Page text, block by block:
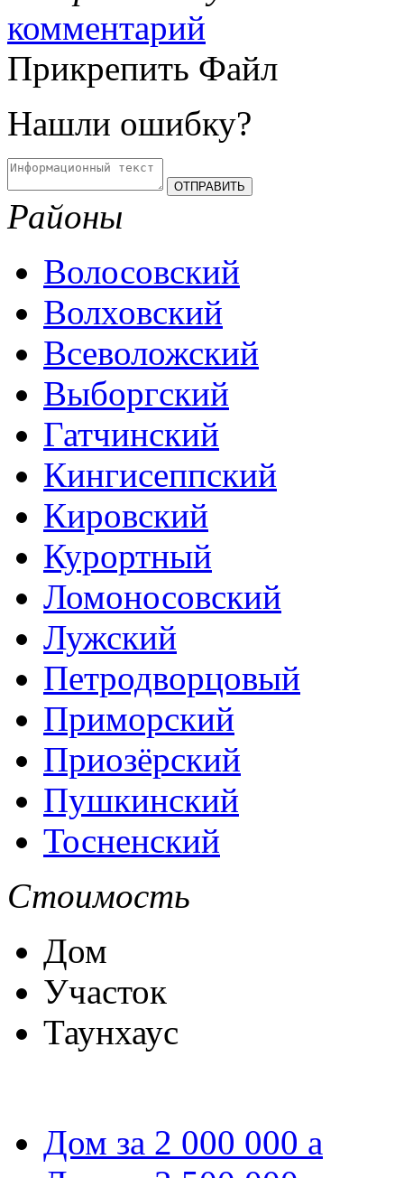
комментарий
Прикрепить Файл
Нашли ошибку?
Районы
Волосовский
Волховский
Всеволожский
Выборгский
Гатчинский
Кингисеппский
Кировский
Курортный
Ломоносовский
Лужский
Петродворцовый
Приморский
Приозёрский
Пушкинский
Тосненский
Стоимость
Дом
Участок
Таунхаус
Дом за 2 000 000 a